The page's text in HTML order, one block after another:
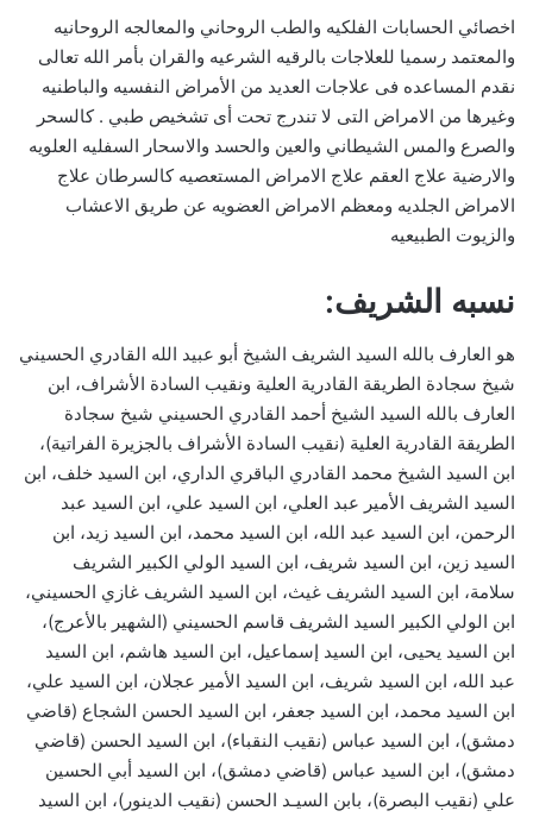
اخصائي الحسابات الفلكيه والطب الروحاني والمعالجه الروحانيه
والمعتمد رسميا للعلاجات بالرقيه الشرعيه والقران بأمر الله تعالى
نقدم المساعده فى علاجات العديد من الأمراض النفسيه والباطنيه
وغيرها من الامراض التى لا تندرج تحت أى تشخيص طبي . كالسحر
والصرع والمس الشيطاني والعين والحسد والاسحار السفليه العلويه
والارضية علاج العقم علاج الامراض المستعصيه كالسرطان علاج
الامراض الجلديه ومعظم الامراض العضويه عن طريق الاعشاب
والزيوت الطبيعيه
نسبه الشريف:
هو العارف بالله السيد الشريف الشيخ أبو عبيد الله القادري الحسيني
شيخ سجادة الطريقة القادرية العلية ونقيب السادة الأشراف، ابن
العارف بالله السيد الشيخ أحمد القادري الحسيني شيخ سجادة
الطريقة القادرية العلية (نقيب السادة الأشراف بالجزيرة الفراتية)،
ابن السيد الشيخ محمد القادري الباقري الداري، ابن السيد خلف، ابن
السيد الشريف الأمير عبد العلي، ابن السيد علي، ابن السيد عبد
الرحمن، ابن السيد عبد الله، ابن السيد محمد، ابن السيد زيد، ابن
السيد زين، ابن السيد شريف، ابن السيد الولي الكبير الشريف
سلامة، ابن السيد الشريف غيث، ابن السيد الشريف غازي الحسيني،
ابن الولي الكبير السيد الشريف قاسم الحسيني (الشهير بالأعرج)،
ابن السيد يحيى، ابن السيد إسماعيل، ابن السيد هاشم، ابن السيد
عبد الله، ابن السيد شريف، ابن السيد الأمير عجلان، ابن السيد علي،
ابن السيد محمد، ابن السيد جعفر، ابن السيد الحسن الشجاع (قاضي
دمشق)، ابن السيد عباس (نقيب النقباء)، ابن السيد الحسن (قاضي
دمشق)، ابن السيد عباس (قاضي دمشق)، ابن السيد أبي الحسين
علي (نقيب البصرة)، بابن السيـد الحسن (نقيب الدينور)، ابن السيد